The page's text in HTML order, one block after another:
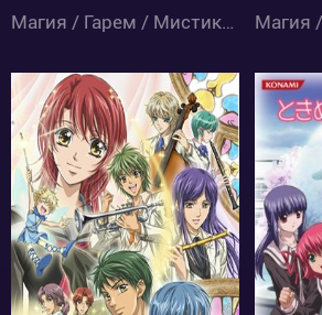
Магия / Гарем / Мистика / Комедия / Романтика / Сёнэн / Фэнтези / Школа / Аниме
5310
1 2